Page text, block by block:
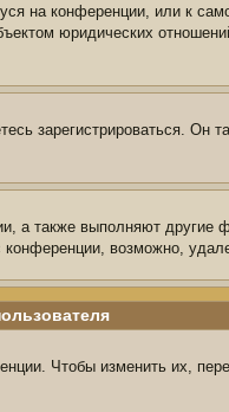
на конференции, или к
юридических
зарегистрироваться. Он
а также выполняют другие
возможно,
Чтобы изменить их,